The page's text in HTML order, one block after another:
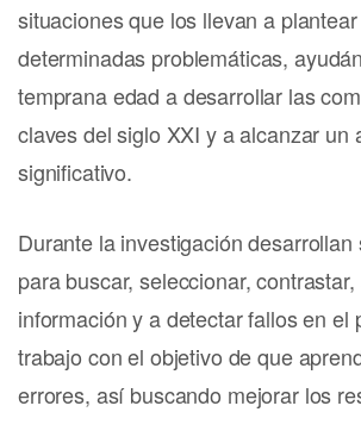
situaciones que los llevan a
determinadas problemáticas,
temprana edad a desarrollar las
claves del siglo XXI y a alcanzar un
significativo.
Durante la investigación desarrollan
para buscar, seleccionar,
información y a detectar fallos en el
trabajo con el objetivo de que
errores, así buscando mejorar los